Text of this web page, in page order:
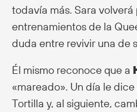
todavía más. Sara
entrenamientos de la
duda entre revivir una de
Él mismo reconoce que a
«mareado». Un día le
Tortilla y, al siguiente,